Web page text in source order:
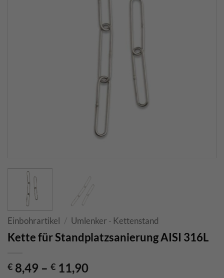
Einbohrartikel / Umlenker - Kettenstand
Kette für Standplatzsanierung AISI 316L
€ 8,49 – € 11,90